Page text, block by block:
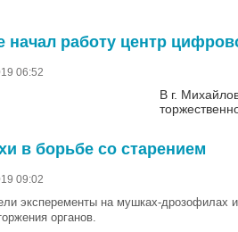
начал работу центр
06:52
В г.
в борьбе со старением
09:02
эксперементы на мушках-дрозофилах
органов.